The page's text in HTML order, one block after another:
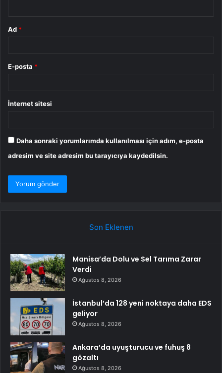
Ad *
E-posta *
İnternet sitesi
Daha sonraki yorumlarımda kullanılması için adım, e-posta
adresim ve site adresim bu tarayıcıya kaydedilsin.
Son Eklenen
Manisa’da Dolu ve Sel Tarıma Zarar
Verdi
Ağustos 8, 2026
İstanbul’da 128 yeni noktaya daha EDS
geliyor
Ağustos 8, 2026
Ankara’da uyuşturucu ve fuhuş 8
gözaltı
Ağustos 8, 2026